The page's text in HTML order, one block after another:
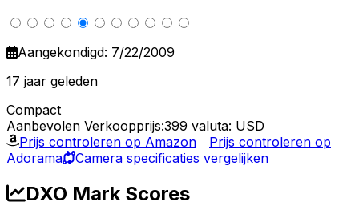
Aangekondigd: 7/22/2009
17 jaar geleden
Compact
Aanbevolen Verkoopprijs:399 valuta: USD
Prijs controleren op Amazon
Prijs controleren op
Adorama
Camera specificaties vergelijken
DXO Mark Scores